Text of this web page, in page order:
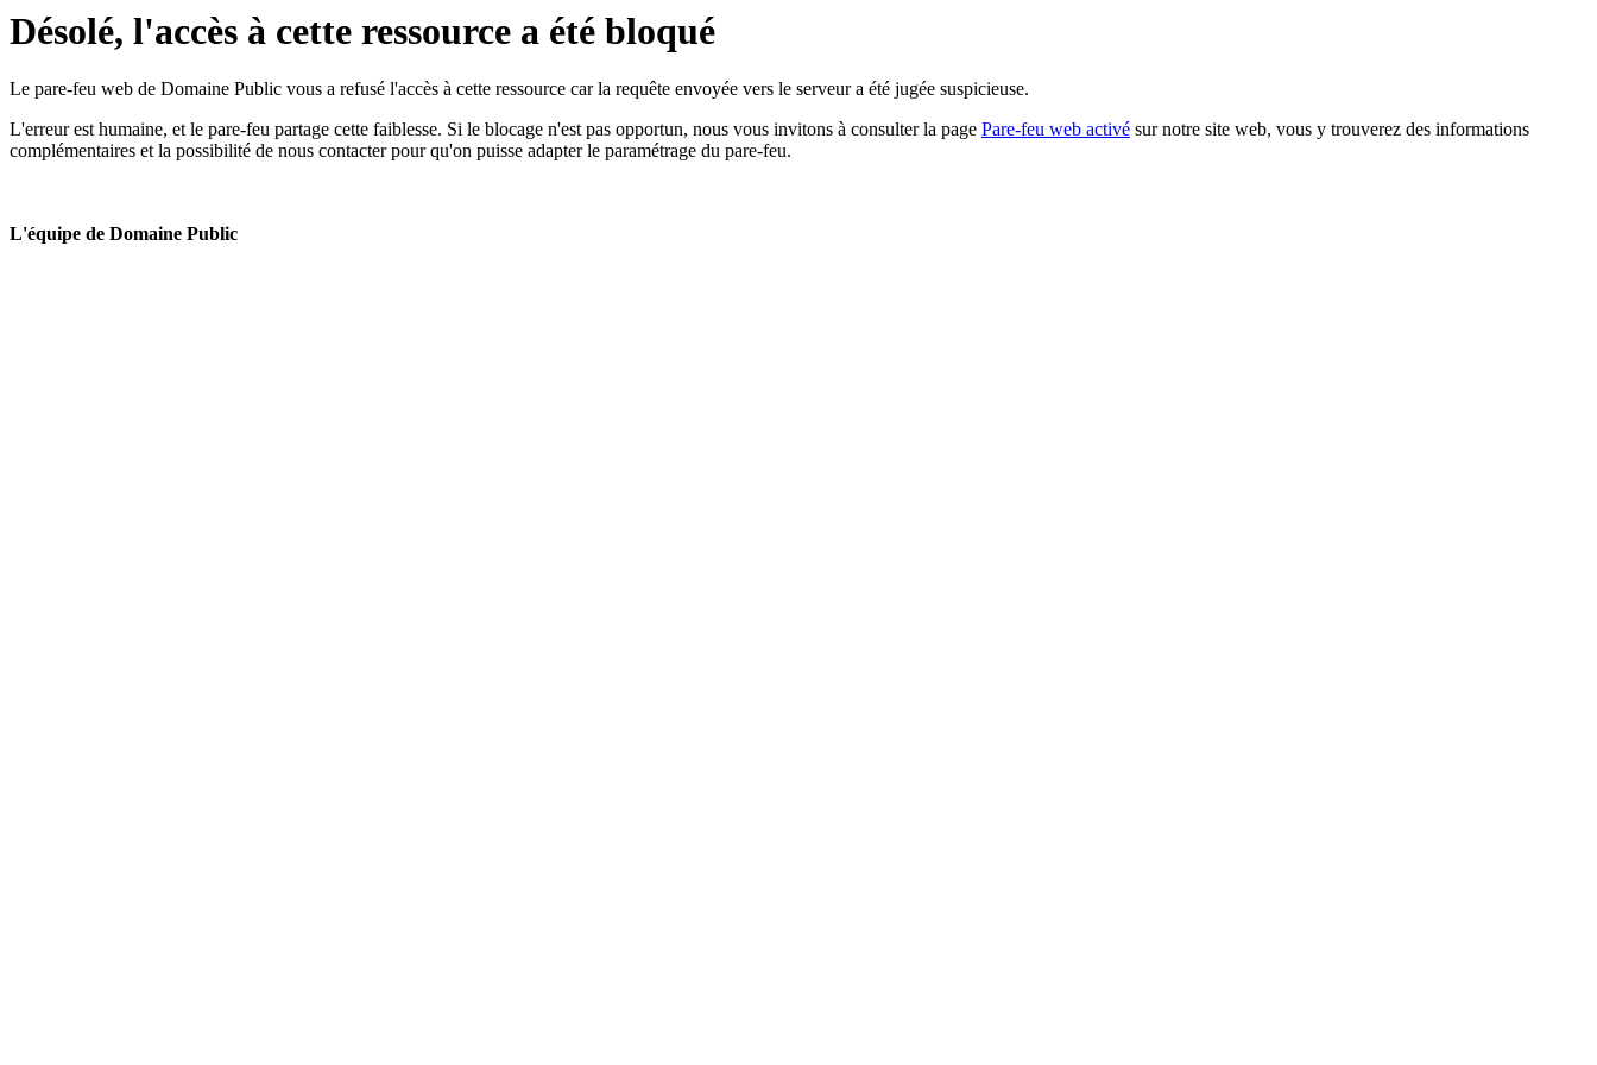
Désolé, l'accès à cette ressource a été bloqué
Le pare-feu web de Domaine Public vous a refusé l'accès à cette ressource car la requête envoyée vers le serveur a été jugée suspicieuse.
L'erreur est humaine, et le pare-feu partage cette faiblesse. Si le blocage n'est pas opportun, nous vous invitons à consulter la page Pare-feu web activé sur notre site web, vous y trouverez des informations
complémentaires et la possibilité de nous contacter pour qu'on puisse adapter le paramétrage du pare-feu.
L'équipe de Domaine Public